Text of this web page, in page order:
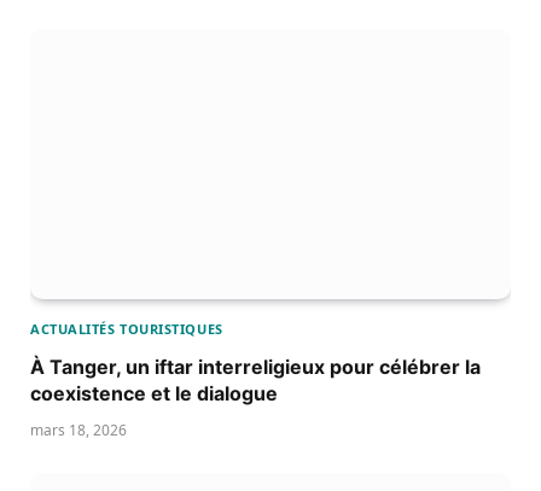
ACTUALITÉS TOURISTIQUES
À Tanger, un iftar interreligieux pour célébrer la
coexistence et le dialogue
mars 18, 2026